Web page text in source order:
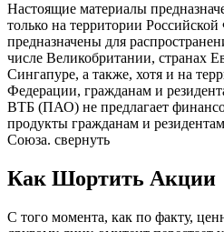
Настоящие материалы
только на территории
предназначены для
числе Великобритании, странах
Сингапуре, а также, хотя и на
Федерации, гражданам и
ВТБ (ПАО) не предлагает
продукты гражданам и
Союза. свернуть
Как Шортить Акции
С того момента, как по факту,